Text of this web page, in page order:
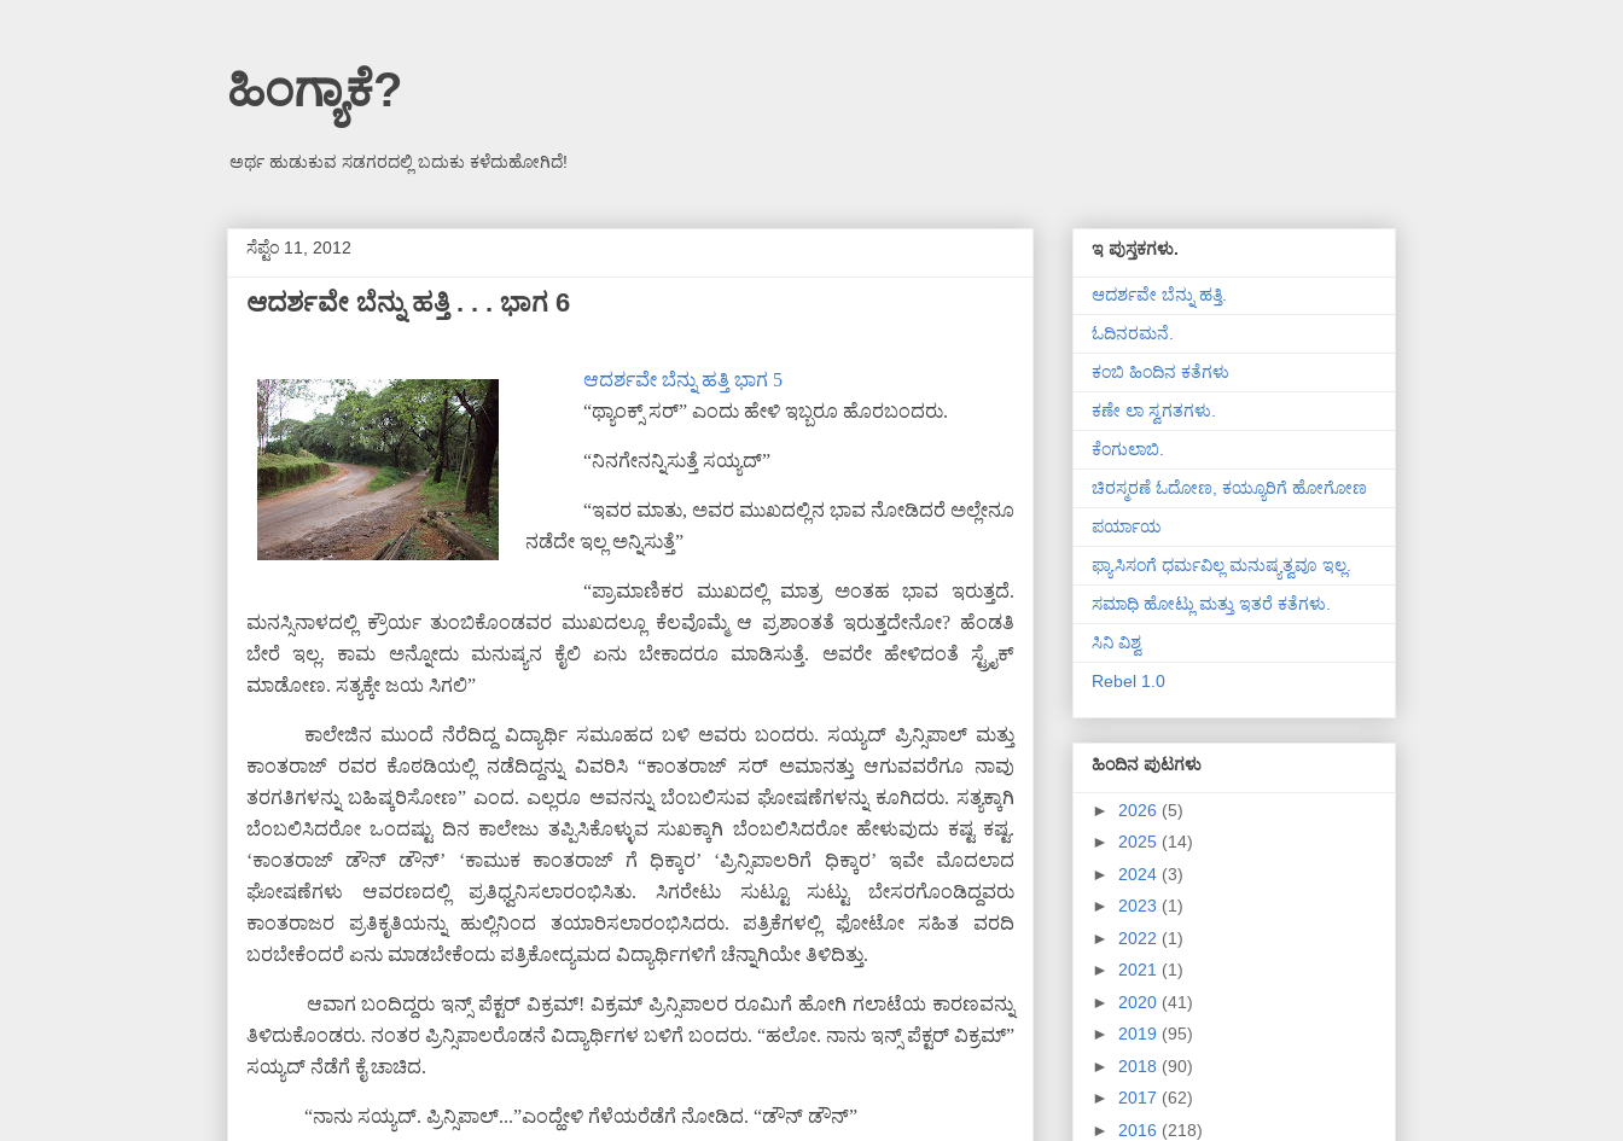
ಹಿಂಗ್ಯಾಕೆ?
ಅರ್ಥ ಹುಡುಕುವ ಸಡಗರದಲ್ಲಿ ಬದುಕು ಕಳೆದುಹೋಗಿದೆ!
ಸೆಪ್ಟೆಂ 11, 2012
ಆದರ್ಶವೇ ಬೆನ್ನು ಹತ್ತಿ . . . ಭಾಗ 6
ಆದರ್ಶವೇ ಬೆನ್ನು ಹತ್ತಿ ಭಾಗ 5
“ಥ್ಯಾಂಕ್ಸ್ ಸರ್” ಎಂದು ಹೇಳಿ ಇಬ್ಬರೂ ಹೊರಬಂದರು.
“ನಿನಗೇನನ್ನಿಸುತ್ತೆ ಸಯ್ಯದ್”
“ಇವರ ಮಾತು, ಅವರ ಮುಖದಲ್ಲಿನ ಭಾವ ನೋಡಿದರೆ ಅಲ್ಲೇನೂ
ನಡೆದೇ ಇಲ್ಲ ಅನ್ನಿಸುತ್ತೆ”
“ಪ್ರಾಮಾಣಿಕರ ಮುಖದಲ್ಲಿ ಮಾತ್ರ ಅಂತಹ ಭಾವ ಇರುತ್ತದೆ.
ಮನಸ್ಸಿನಾಳದಲ್ಲಿ ಕ್ರೌರ್ಯ ತುಂಬಿಕೊಂಡವರ ಮುಖದಲ್ಲೂ ಕೆಲವೊಮ್ಮೆ ಆ ಪ್ರಶಾಂತತೆ ಇರುತ್ತದೇನೋ? ಹೆಂಡತಿ
ಬೇರೆ ಇಲ್ಲ. ಕಾಮ ಅನ್ನೋದು ಮನುಷ್ಯನ ಕೈಲಿ ಏನು ಬೇಕಾದರೂ ಮಾಡಿಸುತ್ತೆ. ಅವರೇ ಹೇಳಿದಂತೆ ಸ್ಟ್ರೈಕ್
ಮಾಡೋಣ. ಸತ್ಯಕ್ಕೇ ಜಯ ಸಿಗಲಿ”
ಕಾಲೇಜಿನ ಮುಂದೆ ನೆರೆದಿದ್ದ ವಿದ್ಯಾರ್ಥಿ ಸಮೂಹದ ಬಳಿ ಅವರು ಬಂದರು. ಸಯ್ಯದ್ ಪ್ರಿನ್ಸಿಪಾಲ್ ಮತ್ತು
ಕಾಂತರಾಜ್ ರವರ ಕೊಠಡಿಯಲ್ಲಿ ನಡೆದಿದ್ದನ್ನು ವಿವರಿಸಿ “ಕಾಂತರಾಜ್ ಸರ್ ಅಮಾನತ್ತು ಆಗುವವರೆಗೂ ನಾವು
ತರಗತಿಗಳನ್ನು ಬಹಿಷ್ಕರಿಸೋಣ” ಎಂದ. ಎಲ್ಲರೂ ಅವನನ್ನು ಬೆಂಬಲಿಸುವ ಘೋಷಣೆಗಳನ್ನು ಕೂಗಿದರು. ಸತ್ಯಕ್ಕಾಗಿ
ಬೆಂಬಲಿಸಿದರೋ ಒಂದಷ್ಟು ದಿನ ಕಾಲೇಜು ತಪ್ಪಿಸಿಕೊಳ್ಳುವ ಸುಖಕ್ಕಾಗಿ ಬೆಂಬಲಿಸಿದರೋ ಹೇಳುವುದು ಕಷ್ಟ ಕಷ್ಟ.
‘ಕಾಂತರಾಜ್ ಡೌನ್ ಡೌನ್’ ‘ಕಾಮುಕ ಕಾಂತರಾಜ್ ಗೆ ಧಿಕ್ಕಾರ’ ‘ಪ್ರಿನ್ಸಿಪಾಲರಿಗೆ ಧಿಕ್ಕಾರ’ ಇವೇ ಮೊದಲಾದ
ಘೋಷಣೆಗಳು ಆವರಣದಲ್ಲಿ ಪ್ರತಿಧ್ವನಿಸಲಾರಂಭಿಸಿತು. ಸಿಗರೇಟು ಸುಟ್ಟೂ ಸುಟ್ಟು ಬೇಸರಗೊಂಡಿದ್ದವರು
ಕಾಂತರಾಜರ ಪ್ರತಿಕೃತಿಯನ್ನು ಹುಲ್ಲಿನಿಂದ ತಯಾರಿಸಲಾರಂಭಿಸಿದರು. ಪತ್ರಿಕೆಗಳಲ್ಲಿ ಫೋಟೋ ಸಹಿತ ವರದಿ
ಬರಬೇಕೆಂದರೆ ಏನು ಮಾಡಬೇಕೆಂದು ಪತ್ರಿಕೋದ್ಯಮದ ವಿದ್ಯಾರ್ಥಿಗಳಿಗೆ ಚೆನ್ನಾಗಿಯೇ ತಿಳಿದಿತ್ತು.
ಆವಾಗ ಬಂದಿದ್ದರು ಇನ್ಸ್ ಪೆಕ್ಟರ್ ವಿಕ್ರಮ್! ವಿಕ್ರಮ್ ಪ್ರಿನ್ಸಿಪಾಲರ ರೂಮಿಗೆ ಹೋಗಿ ಗಲಾಟೆಯ ಕಾರಣವನ್ನು
ತಿಳಿದುಕೊಂಡರು. ನಂತರ ಪ್ರಿನ್ಸಿಪಾಲರೊಡನೆ ವಿದ್ಯಾರ್ಥಿಗಳ ಬಳಿಗೆ ಬಂದರು. “ಹಲೋ. ನಾನು ಇನ್ಸ್ ಪೆಕ್ಟರ್ ವಿಕ್ರಮ್”
ಸಯ್ಯದ್ ನೆಡೆಗೆ ಕೈ ಚಾಚಿದ.
“ನಾನು ಸಯ್ಯದ್. ಪ್ರಿನ್ಸಿಪಾಲ್...”ಎಂದ್ಹೇಳಿ ಗೆಳೆಯರೆಡೆಗೆ ನೋಡಿದ. “ಡೌನ್ ಡೌನ್”
ಇ ಪುಸ್ತಕಗಳು.
ಆದರ್ಶವೇ ಬೆನ್ನು ಹತ್ತಿ.
ಓದಿನರಮನೆ.
ಕಂಬಿ ಹಿಂದಿನ ಕತೆಗಳು
ಕಣೇ ಲಾ ಸ್ವಗತಗಳು.
ಕೆಂಗುಲಾಬಿ.
ಚಿರಸ್ಮರಣೆ ಓದೋಣ, ಕಯ್ಯೂರಿಗೆ ಹೋಗೋಣ
ಪರ್ಯಾಯ
ಫ್ಯಾಸಿಸಂಗೆ ಧರ್ಮವಿಲ್ಲ ಮನುಷ್ಯತ್ವವೂ ಇಲ್ಲ.
ಸಮಾಧಿ ಹೋಟ್ಲು ಮತ್ತು ಇತರೆ ಕತೆಗಳು.
ಸಿನಿ ವಿಶ್ವ
Rebel 1.0
ಹಿಂದಿನ ಪುಟಗಳು
► 2026 (5)
► 2025 (14)
► 2024 (3)
► 2023 (1)
► 2022 (1)
► 2021 (1)
► 2020 (41)
► 2019 (95)
► 2018 (90)
► 2017 (62)
► 2016 (218)